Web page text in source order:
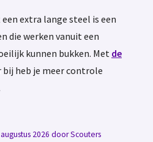
extra lange steel is een
die werken vanuit een
kunnen bukken. Met de
bij heb je meer controle
2026 door Scouters